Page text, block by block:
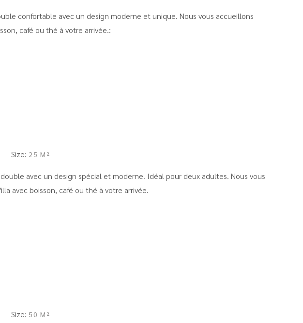
confortable avec un design moderne et unique. Nous vous accueillons
café ou thé à votre arrivée.:
Size: 25 M²
avec un design spécial et moderne. Idéal pour deux adultes. Nous vous
avec boisson, café ou thé à votre arrivée.
Size: 50 M²